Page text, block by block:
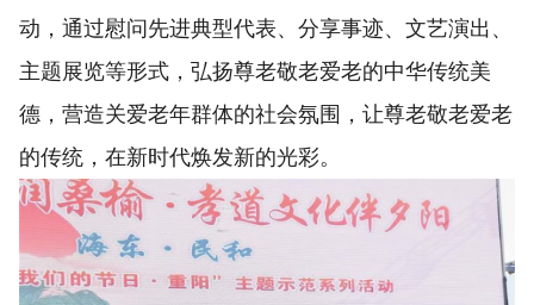
动，通过慰问先进典型代表、分享事迹、文艺演出、
主题展览等形式，弘扬尊老敬老爱老的中华传统美
德，营造关爱老年群体的社会氛围，让尊老敬老爱老
的传统，在新时代焕发新的光彩。